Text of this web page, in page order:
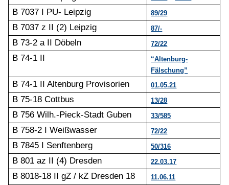
B 7037 I PU- Leipzig 89/29
B 7037 z II (2) Leipzig 87/-
B 73-2 a II Döbeln 72/22
B 74-1 II
“Altenburg-
Fälschung”
B 74-1 II Altenburg Provisorien 01.05.21
B 75-18 Cottbus 13/28
B 756 Wilh.-Pieck-Stadt Guben 33/585
B 758-2 I Weißwasser 72/22
B 7845 I Senftenberg 50/316
B 801 az II (4) Dresden 22.03.17
B 8018-18 II gZ / kZ Dresden 18 11.06.11